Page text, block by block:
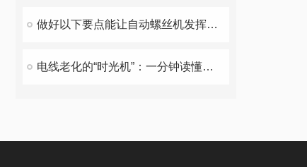
做好以下要点能让自动螺丝机发挥出理想功效
电线老化的“时光机”：一分钟读懂老化试验箱如何工作